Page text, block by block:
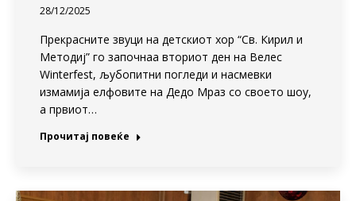
28/12/2025
Прекрасните звуци на детскиот хор “Св. Кирил и
Методиј” го започнаа вториот ден на Велес
Winterfest, љубопитни погледи и насмевки
измамија елфовите на Дедо Мраз со своето шоу,
а првиот…
Прочитај повеќе